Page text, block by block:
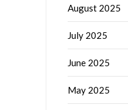
August 2025
July 2025
June 2025
May 2025